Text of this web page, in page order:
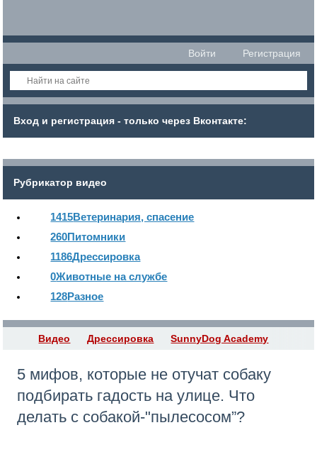
Войти Регистрация
Вход и регистрация - только через Вконтакте:
Рубрикатор видео
1415Ветеринария, спасение
260Питомники
1186Дрессировка
0Животные на службе
128Разное
Видео Дрессировка SunnyDog Academy
5 мифов, которые не отучат собаку
подбирать гадость на улице. Что
делать с собакой-"пылесосом”?